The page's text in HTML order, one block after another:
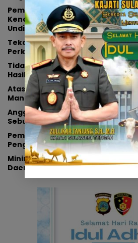
Pemprov Sulteng Luncurkan
Kendaraan: Bebas Denda dan
Undian Umrah
Tekan Angka Stunting, Pemprov
Perkuat Kesejahteraan Keluarga
Tidak Terima Uang Tunai,
Hasil Pembangunan dari Dana
Atasi Keterbatasan Anggaran,
Manfaatkan CSR Perusahaan
Anggaran Pendidikan Lebih dari
Sebut Langkah Cerdas Pemprov
Pemprov Sulteng Raih
Pengendalian Inflasi, Terima
Minim Dokter Ahli,Pemprov
Daerah Jadi Solusi